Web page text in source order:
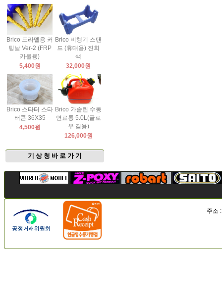
Brico 드라멜용 커
팅날 Ver-2 (FRP
카울용)
5,400원
Brico 비행기 스탠
드 (휴대용) 진회
색
32,000원
Brico 스타터 스타
터콘 36X35
4,500원
Brico 가솔린 수동
연료통 5.0L(글로
우 겸용)
126,000원
기 상 청 바 로 가 기
주소